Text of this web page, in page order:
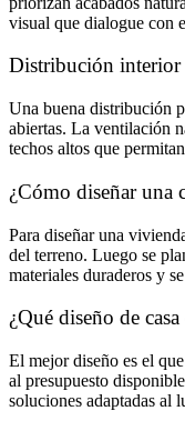
visual que dialogue con
Distribución
Una buena distribución
abiertas. La ventilación
techos altos que
¿Cómo diseñar una
Para diseñar una
del terreno. Luego se
materiales duraderos y
¿Qué diseño de
El mejor diseño es el
al presupuesto
soluciones adaptadas al